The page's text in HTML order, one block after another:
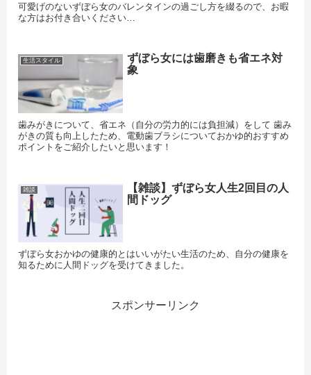
可愛げのないずぼら女のバレンタインの過ごし方を綴るので、お暇
な方はお付き合いください…
生活スタイル
ずぼら女には歯磨きも省エネ対
象
歯みがきについて、省エネ（自分の労力的には負担減）をして 歯み
がきの質も向上したため、電動歯ブラシについておかゆ的おすすめ
ポイントをご紹介したいと思います！
雑談
【雑談】ずぼら女人生2回目の人
間ドッグ
ずぼら女おかゆの健康的とはいいがたい生活のため、自分の健康を
知るために人間ドッグを受けてきました。
スポンサーリンク